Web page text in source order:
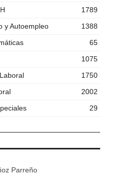
1789
y Autoempleo
1388
65
1075
1750
2002
29
Parreño